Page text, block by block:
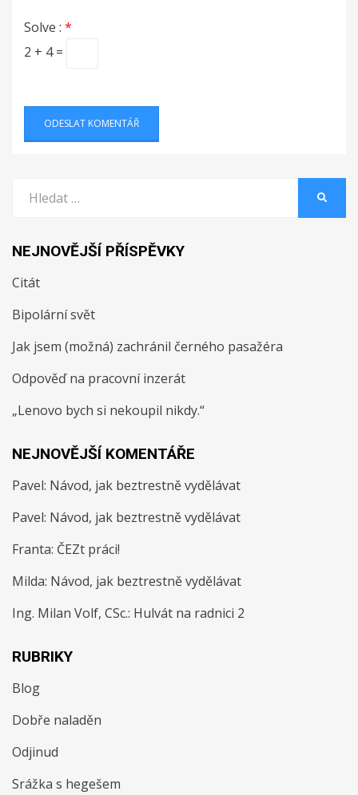
Solve : *
2 + 4 =
NEJNOVĚJŠÍ PŘÍSPĚVKY
Citát
Bipolární svět
Jak jsem (možná) zachránil černého pasažéra
Odpověď na pracovní inzerát
„Lenovo bych si nekoupil nikdy.“
NEJNOVĚJŠÍ KOMENTÁŘE
Pavel: Návod, jak beztrestně vydělávat
Pavel: Návod, jak beztrestně vydělávat
Franta: ČEZt práci!
Milda: Návod, jak beztrestně vydělávat
Ing. Milan Volf, CSc.: Hulvát na radnici 2
RUBRIKY
Blog
Dobře naladěn
Odjinud
Srážka s hegešem